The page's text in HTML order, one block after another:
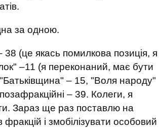
за одною.
(це якась помилкова позиція, я
–11 (я переконаний, має бути
– 15, "Воля народу"
– 39. Колеги, я
Зараз ще раз поставлю на
і змобілізувати особовий